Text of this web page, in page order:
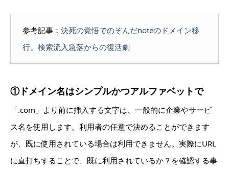
参考記事： 決死の覚悟でのぞんだnoteのドメイン移
行。検索流入急落からの復活劇
①ドメイン名はシンプルかつアルファベットで
「.com」より前に挿入する文字は、一般的に企業やサービ
ス名を使用します。利用者の任意で決めることができます
が、既に使用されている場合は利用できません。実際にURL
に直打ちすることで、既に利用されているか？を確認する事